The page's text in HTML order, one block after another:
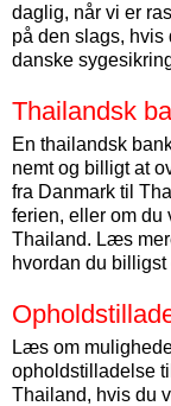
daglig, når vi er
på den slags,
danske
Thailandsk
En thailandsk
nemt og billigt at
fra Danmark til
ferien, eller om du
Thailand. Læs
hvordan du
Læs om
opholdstilladelse
Thailand, hvis du